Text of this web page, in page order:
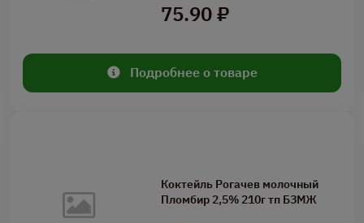
75.90 ₽
Подробнее о товаре
Коктейль Рогачев молочный
Пломбир 2,5% 210г тп БЗМЖ